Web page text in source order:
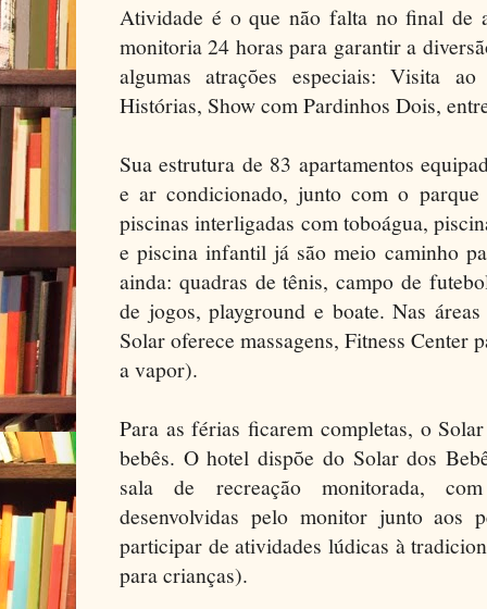
Atividade é o que não falta no final de
monitoria 24 horas para garantir a
algumas atrações especiais: Visita
Histórias, Show com Pardinhos Dois,
Sua estrutura de 83 apartamentos
e ar condicionado, junto com o
piscinas interligadas com toboágua,
e piscina infantil já são meio caminho
ainda: quadras de tênis, campo de
de jogos, playground e boate. Nas
Solar oferece massagens, Fitness Center
a vapor).
Para as férias ficarem completas, o
bebês. O hotel dispõe do Solar dos
sala de recreação monitorada,
desenvolvidas pelo monitor junto aos
participar de atividades lúdicas à
para crianças).